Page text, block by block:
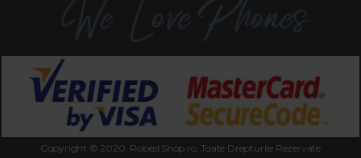
Copyright © 2020. RobestShop.ro. Toate Drepturile Rezervate